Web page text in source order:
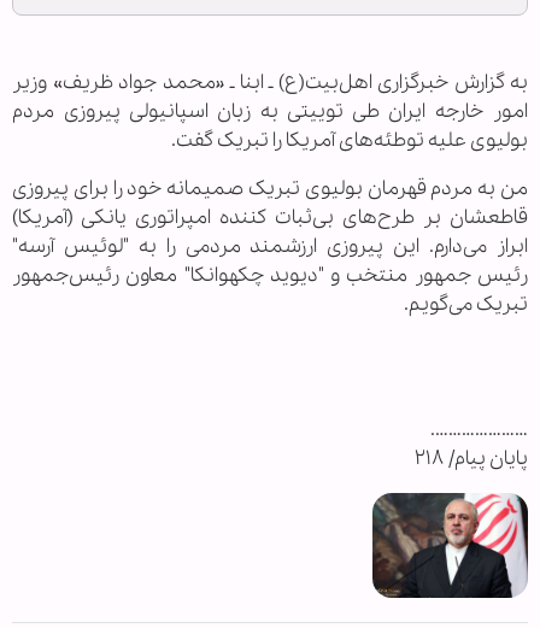
به گزارش خبرگزاری اهل‌بیت(ع) ـ ابنا ـ «محمد جواد ظریف» وزیر
امور خارجه ایران طی توییتی به زبان اسپانیولی پیروزی مردم
بولیوی علیه توطئه‌های آمریکا را تبریک گفت.
من به مردم قهرمان بولیوی تبریک صمیمانه خود را برای پیروزی
قاطعشان بر طرح‌های بی‌ثبات کننده امپراتوری یانکی (آمریکا)
ابراز می‌دارم. این پیروزی ارزشمند مردمی را به "لوئیس آرسه"
رئیس جمهور منتخب و "دیوید چکهوانکا" معاون رئیس‌جمهور
تبریک می‌گویم.
………………….
پایان پیام/ ۲۱۸